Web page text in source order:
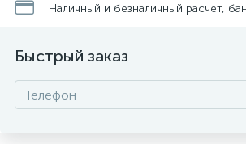
Наличный и безналичный расчет,
Быстрый заказ